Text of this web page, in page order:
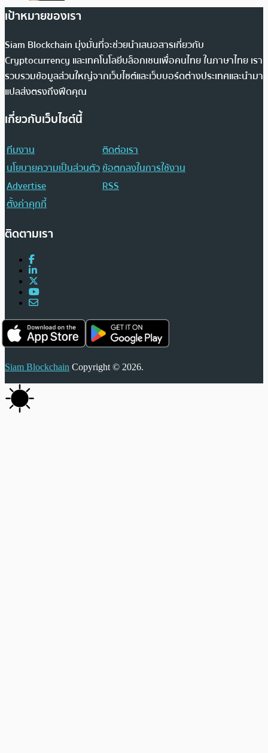
เป้าหมายของเรา
Siam Blockchain มุ่งมั่นที่จะช่วยนำเสนอสารเกี่ยวกับ
Cryptocurrency และเทคโนโลยีบล็อกเชนเพื่อคนไทย ในภาษาไทย เรา
รวบรวมข้อมูลส่วนใหญ่จากเว็บไซต์และเว็บบอร์ดต่างประเทศและนำมา
แปลส่งตรงถึงฟีดคุณ
เกี่ยวกับเว็บไซต์นี้
ทีมงาน
ติดต่อเรา
นโยบายความเป็นส่วนตัวข้อตกลงในการใช้งาน
Advertise
RSS
ตั้งค่าคุกกี้
ติดตามเรา
Siam Blockchain Copyright © 2026.